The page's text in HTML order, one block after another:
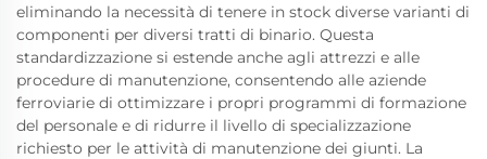
eliminando la necessità di tenere in stock diverse varianti di
componenti per diversi tratti di binario. Questa
standardizzazione si estende anche agli attrezzi e alle
procedure di manutenzione, consentendo alle aziende
ferroviarie di ottimizzare i propri programmi di formazione
del personale e di ridurre il livello di specializzazione
richiesto per le attività di manutenzione dei giunti. La